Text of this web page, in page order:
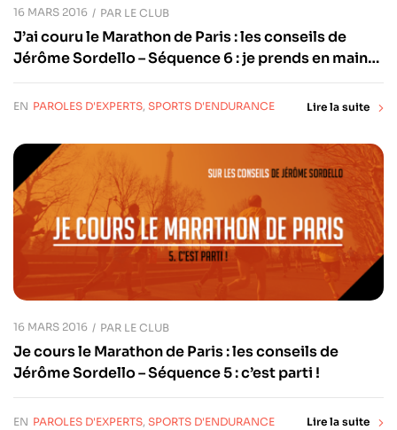
16 MARS 2016 PAR LE CLUB
J’ai couru le Marathon de Paris : les conseils de
Jérôme Sordello – Séquence 6 : je prends en main
ma récupération
EN PAROLES D'EXPERTS, SPORTS D'ENDURANCE Lire la suite
16 MARS 2016 PAR LE CLUB
Je cours le Marathon de Paris : les conseils de
Jérôme Sordello – Séquence 5 : c’est parti !
EN PAROLES D'EXPERTS, SPORTS D'ENDURANCE Lire la suite